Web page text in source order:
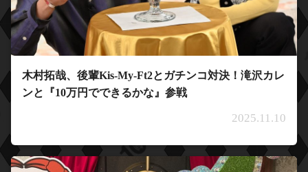
木村拓哉、後輩Kis-My-Ft2とガチンコ対決！滝沢カレ
ンと『10万円でできるかな』参戦
2025.11.10